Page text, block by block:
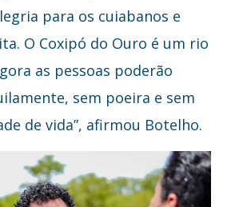
para os cuiabanos e
O Coxipó do Ouro é um rio
as pessoas poderão
sem poeira e sem
de vida”, afirmou Botelho.